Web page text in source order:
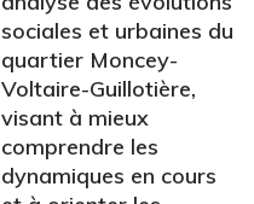
sociales et urbaines du
quartier Moncey-
Voltaire-Guillotière,
visant à mieux
comprendre les
dynamiques en cours